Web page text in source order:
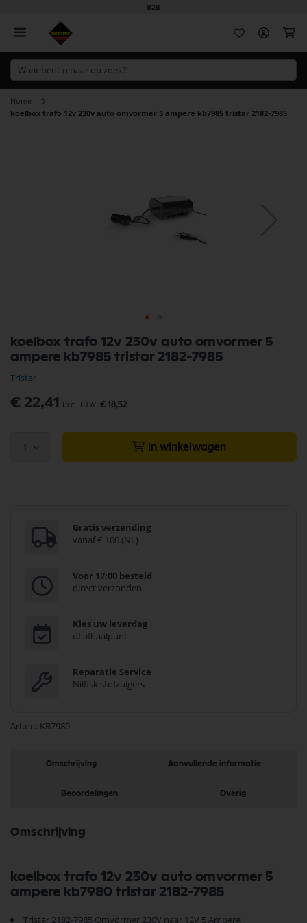
B2B
Home
koelbox trafo 12v 230v auto omvormer 5 ampere kb7985 tristar 2182-7985
koelbox trafo 12v 230v auto omvormer 5
ampere kb7985 tristar 2182-7985
Tristar
€ 22,41 € 18,52
1 In winkelwagen
Gratis verzending
vanaf € 100 (NL)
Voor 17:00 besteld
direct verzonden
Kies uw leverdag
of afhaalpunt
Reparatie Service
Nilfisk stofzuigers
Art.nr. KB7980
naar
het
van
de
afbeeldingen-
Omschrijving Aanvullende informatie
Beoordelingen Overig
Omschrijving
koelbox trafo 12v 230v auto omvormer 5
ampere kb7980 tristar 2182-7985
Tristar 2182-7985 Omvormer 230V naar 12V 5 Ampere